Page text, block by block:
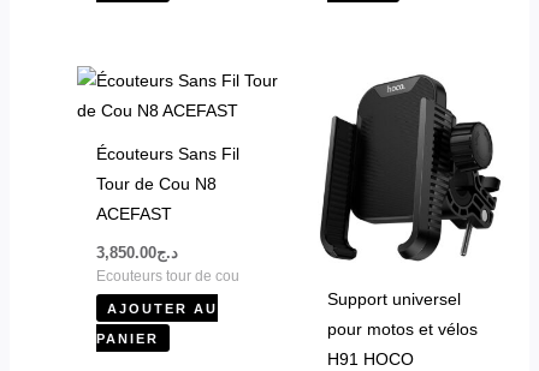
Écouteurs Sans Fil
Tour de Cou N8
ACEFAST
د.ج3,850.00
Ecouteurs tour de cou
AJOUTER AU
PANIER
Support universel
pour motos et vélos
H91 HOCO